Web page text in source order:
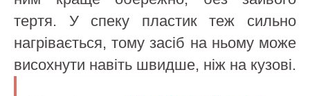
тертя. У спеку пластик теж сильно
нагрівається, тому засіб на ньому може
висохнути навіть швидше, ніж на кузові.